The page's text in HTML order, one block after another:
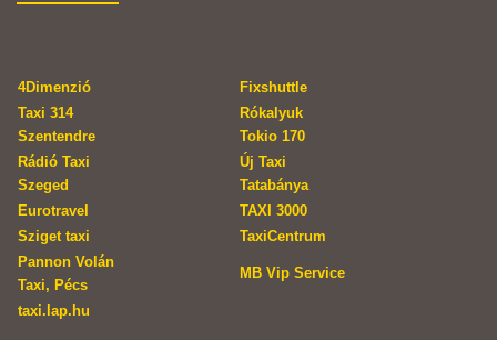
4Dimenzió
Fixshuttle
Taxi 314
Szentendre
Rókalyuk
Tokio 170
Rádió Taxi
Szeged
Új Taxi
Tatabánya
Eurotravel
TAXI 3000
Sziget taxi
TaxiCentrum
Pannon Volán
Taxi, Pécs
MB Vip Service
taxi.lap.hu